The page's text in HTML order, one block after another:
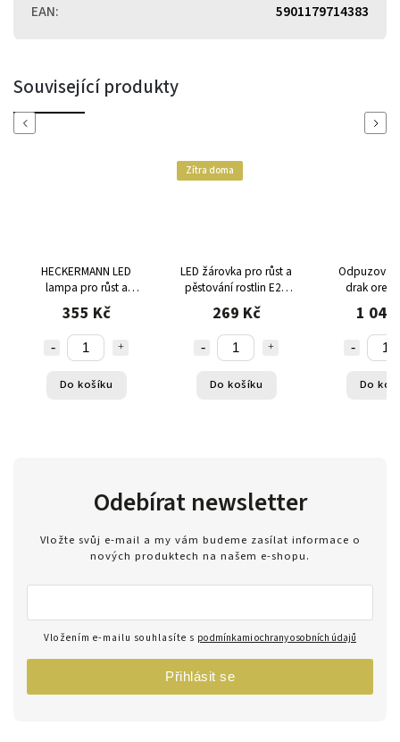
EAN: 5901179714383
Související produkty
Previous
HECKERMANN LED
lampa pro růst a
pěstování rostlin s
časovačem 2 ks
355 Kč
Do košíku
Zítra doma
LED žárovka pro růst a
pěstování rostlin E27
10W
269 Kč
Do košíku
Odpuzovač
drak orel
1 042
Do
Next
Odebírat newsletter
Vložte svůj e-mail a my vám budeme zasílat informace o
nových produktech na našem e-shopu.
Vložením e-mailu souhlasíte s podmínkami ochrany osobních údajů
Přihlásit se